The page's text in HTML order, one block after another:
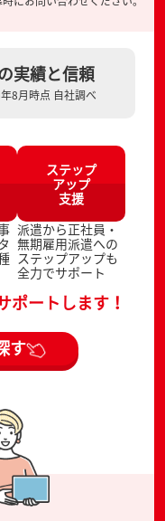
実績と信頼
8月時点 自社調べ
ステップ
アップ
支援
派遣から正社員・
無期雇用派遣への
ステップアップも
全力でサポート
ポートします！
す